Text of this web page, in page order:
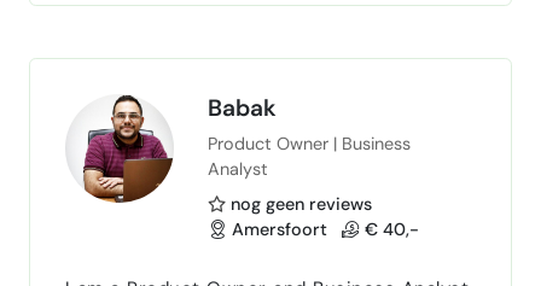
SAP, inclusief connectie naar systemen toe
assetmanagement
Analytics
Babak
Product Owner | Business
Analyst
nog geen reviews
Amersfoort
€ 40,-